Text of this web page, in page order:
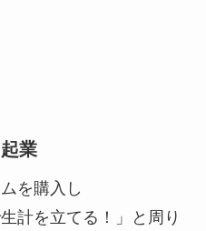
業
を購入し
計を立てる！」と周り